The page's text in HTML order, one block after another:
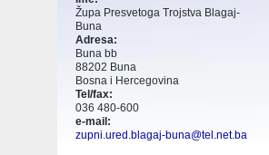
Župa Presvetoga Trojstva Blagaj-
Buna
Adresa:
Buna bb
88202 Buna
Bosna i Hercegovina
Tel/fax:
036 480-600
e-mail:
zupni.ured.blagaj-buna@tel.net.ba